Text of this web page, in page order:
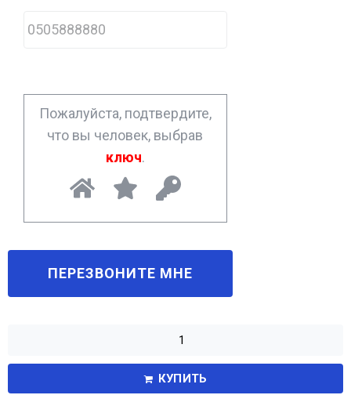
h
o
*
Пожалуйста, подтвердите,
что вы человек, выбрав
ключ.
КУПИТЬ